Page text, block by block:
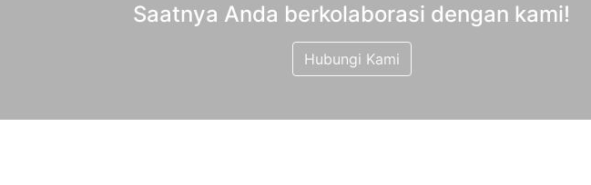
Saatnya Anda berkolaborasi dengan kami!
Hubungi Kami